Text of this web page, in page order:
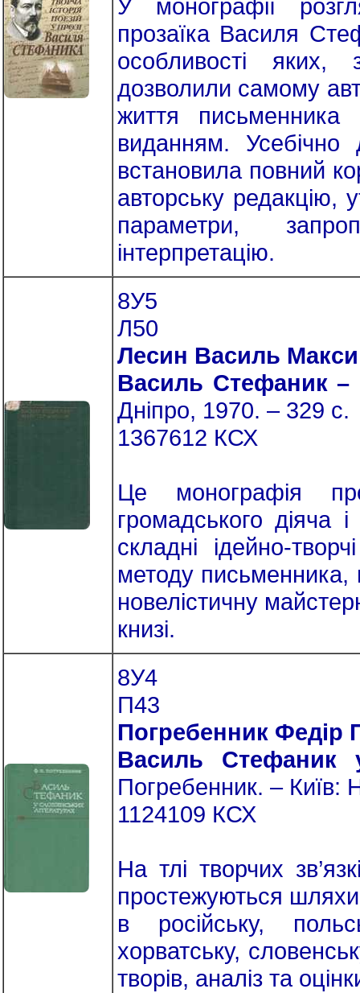
У монографії
прозаїка Василя
особливості яких,
дозволили самому
життя
виданням.
встановила повний
авторську редакцію,
параметри,
інтерпретацію.
8У5
Л50
Лесин Василь
Василь Стефаник –
Дніпро, 1970. – 329 с.
1367612 КСХ
Це монографія
громадського діяча
складні ідейно-
методу письменника,
новелістичну
книзі.
8У4
П43
Погребенник Федір
Василь Стефаник
Погребенник. – Київ:
1124109 КСХ
На тлі творчих
простежуються
в російську,
хорватську,
творів, аналіз та